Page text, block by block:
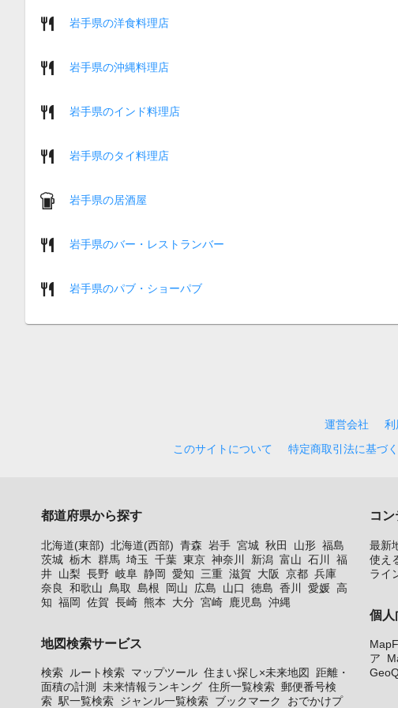
岩手県の洋食料理店
岩手県の沖縄料理店
岩手県のインド料理店
岩手県のタイ料理店
岩手県の居酒屋
岩手県のバー・レストランバー
岩手県のパブ・ショーパブ
運営会社 利
このサイトについて
特定商取引法に基づ
都道府県から探す
北海道(東部) 北海道(西部) 青森 岩手 宮城 秋田 山形 福島
茨城 栃木 群馬 埼玉 千葉 東京 神奈川 新潟 富山 石川
福
井 山梨 長野 岐阜 静岡 愛知 三重 滋賀 大阪 京都 兵庫
奈良
和歌山 鳥取 島根 岡山 広島 山口 徳島 香川 愛媛 高
知 福岡 佐賀 長崎 熊本 大分 宮崎 鹿児島 沖縄
地図検索サービス
検索 ルート検索 マップツール 住まい探し×未来地図
距離・
面積の計測
未来情報ランキング 住所一覧検索 郵便番号検
索 駅一覧検索 ジャンル一覧検索 ブックマーク おでかけプ
コ
最新
使え
ライ
個人
ア